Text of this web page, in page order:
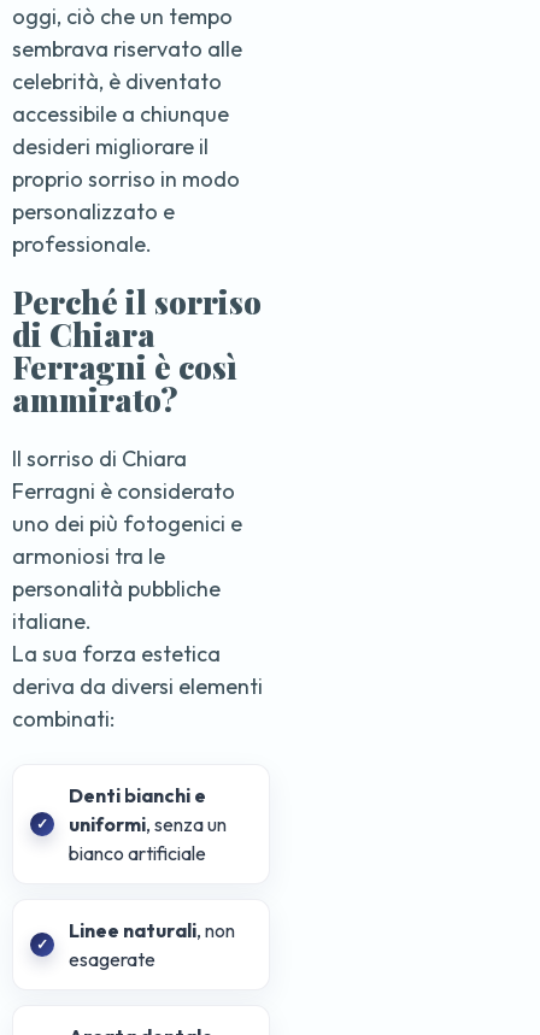
oggi, ciò che un tempo
sembrava riservato alle
celebrità, è diventato
accessibile a chiunque
desideri migliorare il
proprio sorriso in modo
personalizzato e
professionale.
Perché il sorriso
di Chiara
Ferragni è così
ammirato?
Il sorriso di Chiara
Ferragni è considerato
uno dei più fotogenici e
armoniosi tra le
personalità pubbliche
italiane.
La sua forza estetica
deriva da diversi elementi
combinati:
Denti bianchi e
uniformi, senza un
bianco artificiale
Linee naturali, non
esagerate